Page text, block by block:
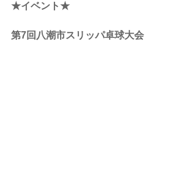
★イベント★
第7回八潮市スリッパ卓球大会